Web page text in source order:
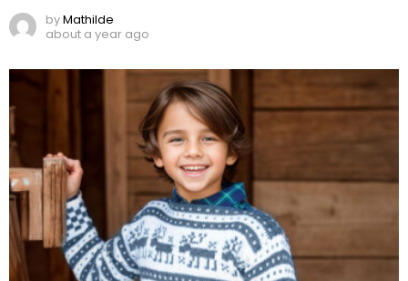
byMathilde
about a year ago